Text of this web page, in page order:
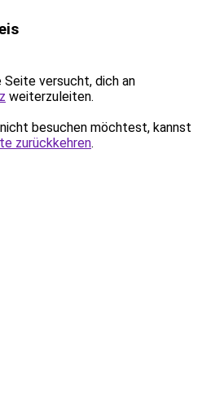
Seite versucht, dich an
weiterzuleiten.
besuchen möchtest, kannst
zurückkehren.